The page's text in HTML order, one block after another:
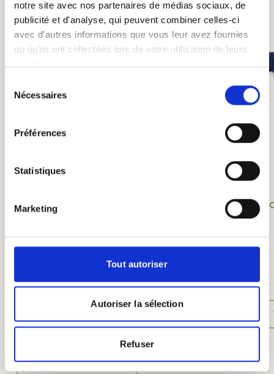
notre site avec nos partenaires de médias sociaux, de
publicité et d'analyse, qui peuvent combiner celles-ci
avec d'autres informations que vous leur avez fournies
ou qu'ils ont collectées lors de votre utilisation de leurs
Nécessaires
Préférences
Statistiques
Marketing
Tout autoriser
Autoriser la sélection
Refuser
Chaussettes ST-FEU
12,00 €